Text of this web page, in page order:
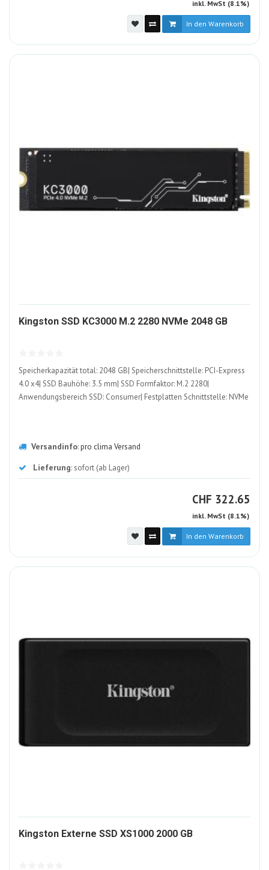
inkl. MwSt (8.1%)
In den Warenkorb
Kingston SSD KC3000 M.2 2280 NVMe 2048 GB
Speicherkapazität total: 2048 GB| Speicherschnittstelle: PCI-Express
4.0 x4| SSD Bauhöhe: 3.5 mm| SSD Formfaktor: M.2 2280|
Anwendungsbereich SSD: Consumer| Festplatten Schnittstelle: NVMe
Versandinfo:pro clima Versand
Lieferung: sofort (ab Lager)
CHF CHF
322.65
inkl. MwSt (8.1%)
In den Warenkorb
Kingston Externe SSD XS1000 2000 GB1606008-